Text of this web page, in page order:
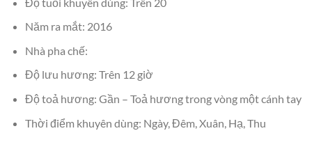
Năm ra mắt: 2016
Nhà pha chế:
Độ lưu hương: Trên 12 giờ
Độ toả hương: Gần – Toả hương trong vòng một cánh tay
Thời điểm khuyên dùng: Ngày, Đêm, Xuân, Hạ, Thu